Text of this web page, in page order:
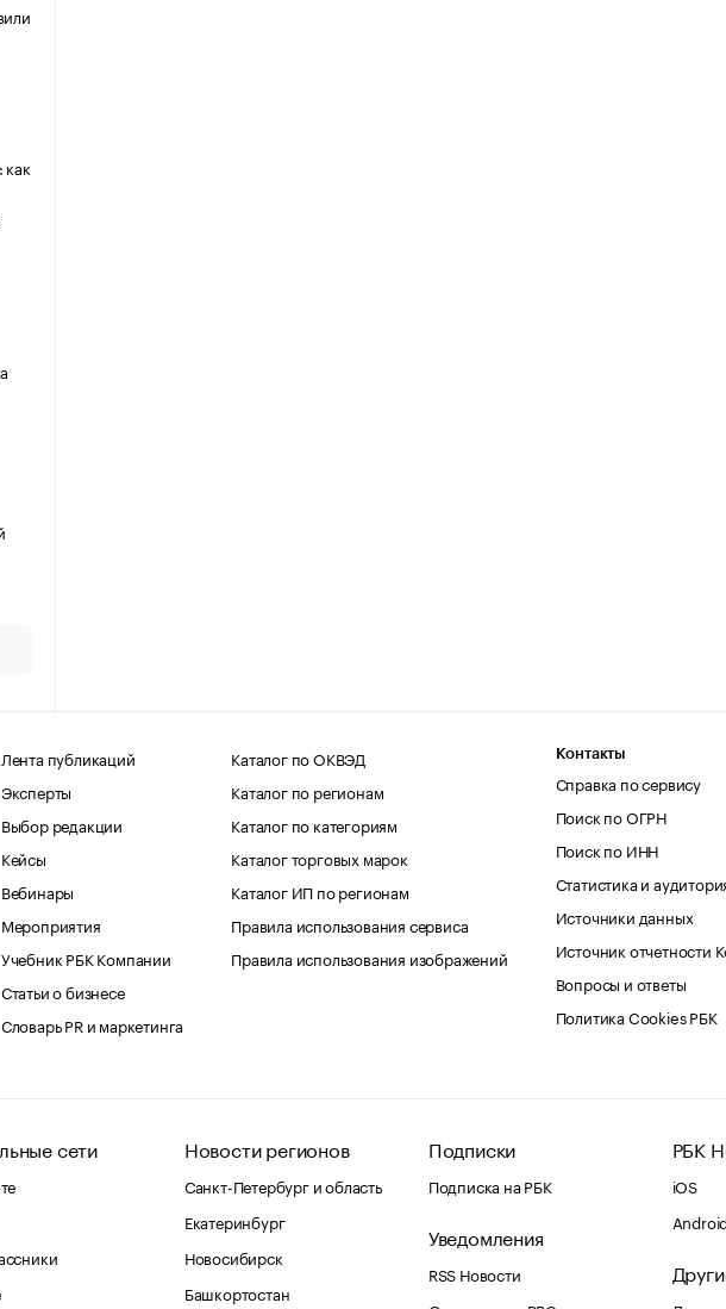
как
Лента публикаций
Эксперты
Выбор редакции
Кейсы
Вебинары
Мероприятия
Учебник РБК Компании
Статьи о бизнесе
Словарь PR и маркетинга
Каталог по ОКВЭД
Каталог по регионам
Каталог по категориям
Каталог торговых марок
Каталог ИП по регионам
Правила использования сервиса
Правила использования изображений
Контакты
Справка по сервису
Поиск по ОГРН
Поиск по ИНН
Статистика и
Источники данных
Источник отчетности
Вопросы и ответы
Политика Cookies РБК
сети Новости регионов
Санкт-Петербург и область
Екатеринбург
Новосибирск
Башкортостан
Подписки
Подписка на РБК
Уведомления
RSS Новости
РБК
iOS